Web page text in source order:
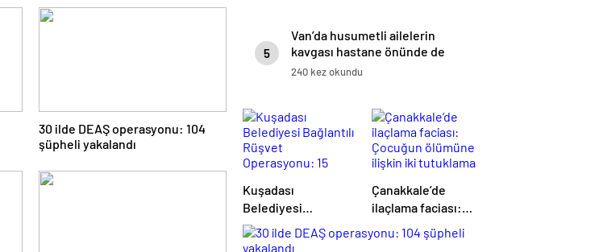
30 ilde DEAŞ operasyonu: 104
şüpheli yakalandı
5
Van’da husumetli ailelerin
kavgası hastane önünde de
devam etti: 14 yaralı
240 kez okundu
Kuşadası
Belediyesi
Bağlantılı Rüşvet
Operasyonu: 15
Çanakkale’de
ilaçlama faciası:
Çocuğun ölümüne
ilişkin iki tutuklama